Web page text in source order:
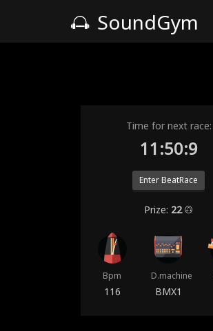
SoundGym
Time for next race:
11:50:4
Enter BeatRace
Prize: 22
Bpm
116
D.machine
BMX1